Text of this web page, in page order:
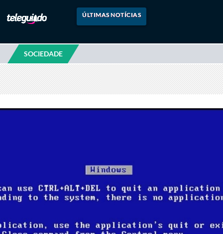
ÚLTIMAS NOTÍCIAS
SOCIEDADE